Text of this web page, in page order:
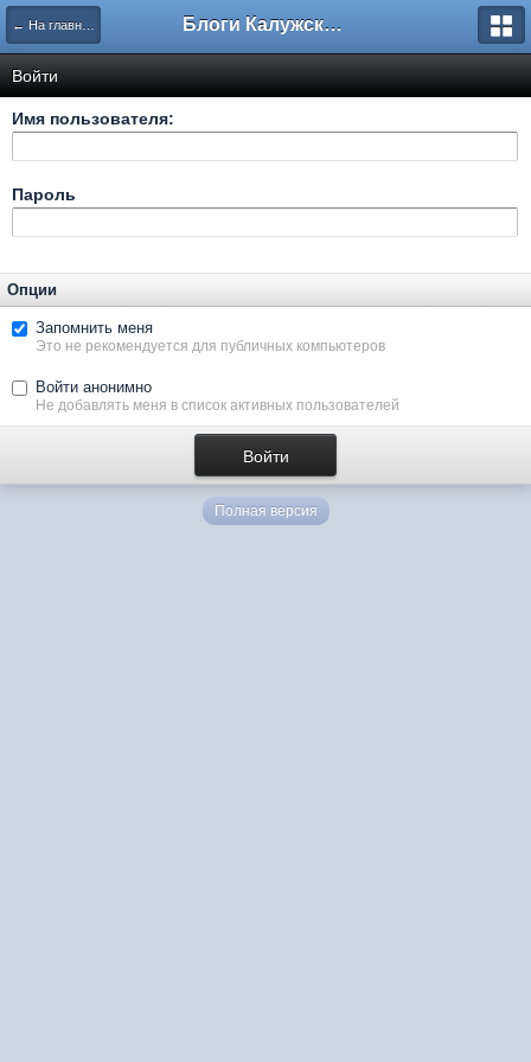
← На главную Блоги Калужского перекрестка
Войти
Имя пользователя:
Пароль
Опции
Запомнить меня
Это не рекомендуется для публичных компьютеров
Войти анонимно
Не добавлять меня в список активных пользователей
Полная версия